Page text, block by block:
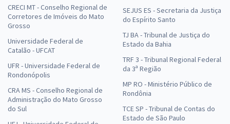
CRECI MT - Conselho Regional de
Corretores de Imóveis do Mato
Grosso
Universidade Federal de
Catalão - UFCAT
UFR - Universidade Federal de
Rondonópolis
CRA MS - Conselho Regional de
Administração do Mato Grosso
do Sul
SEJUS ES - Secretaria da Justiça
do Espírito Santo
TJ BA - Tribunal de Justiça do
Estado da Bahia
TRF 3 - Tribunal Regional Federal
da 3ª Região
MP RO - Ministério Público de
Rondônia
TCE SP - Tribunal de Contas do
Estado de São Paulo